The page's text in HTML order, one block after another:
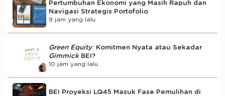
Pertumbuhan Ekonomi yang Masih Rapuh dan
Navigasi Strategis Portofolio
9 jam yang lalu
Green Equity: Komitmen Nyata atau Sekadar
Gimmick BEI?
10 jam yang lalu
BEI Proyeksi LQ45 Masuk Fase Pemulihan di